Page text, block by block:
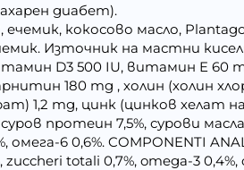
диабет).
кокосово масло,
Източник на мастни
D3 500 IU, витамин E 60
180 mg , холин (холин
1,2 mg, цинк (цинков хелат
протеин 7,5%, сурови
омега-6 0,6%. COMPONENTI
zuccheri totali 0,7%, omega-3 0,4%,